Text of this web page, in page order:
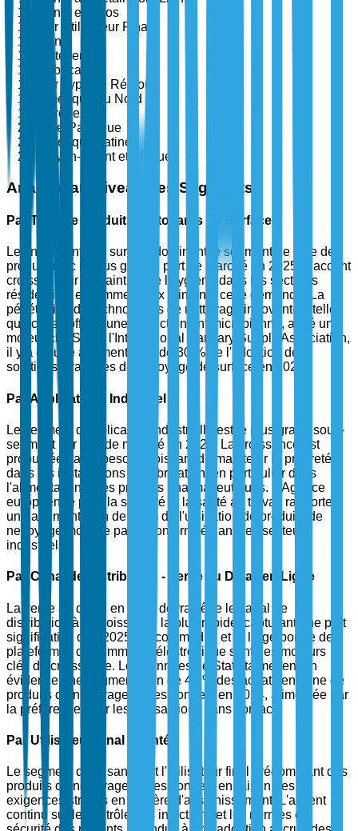
Vente en Gros
Par Utilisateur Final
Santé
Hôtellerie
Fabrication
Par Type de Région
Amérique du Nord
Europe
Asie-Pacifique
Amérique Latine
Moyen-Orient et Afrique
Analyse au Niveau des Segments
Par Type de Produit - Nettoyants de Surface
Les nettoyants de surface dominent le segment de type de
produit avec la plus grande part de marché en 2025. L'accent
croissant sur le maintien de l'hygiène dans les secteurs
résidentiels et commerciaux alimente cette demande. La
pénétration de technologies de nettoyage innovantes, telles
que celles offrant une protection antimicrobienne, a été un
moteur clé. Selon l'International Sanitary Supply Association,
il y a eu une augmentation de 30 % de l'adoption de
solutions avancées de nettoyage de surface en 2024.
Par Application - Industriel
Le segment d'application industrielle est le plus grand sous-
segment par part de marché en 2025. La croissance est
propulsée par le besoin croissant de maintenir la propreté
dans les installations de fabrication, en particulier dans
l'alimentation et les produits pharmaceutiques. L'Agence
européenne pour la sécurité et la santé au travail rapporte
une augmentation de 25 % de l'utilisation de produits de
nettoyage motivée par la conformité dans les secteurs
industriels.
Par Canal de Distribution - Vente au Détail en Ligne
La vente au détail en ligne devrait être le canal de
distribution à la croissance la plus rapide, capturant une part
significative d'ici 2025. La commodité et la large portée des
plateformes de commerce électronique sont des moteurs
clés de croissance. Les données de Statista mettent en
évidence une augmentation de 40 % des achats en ligne de
produits de nettoyage professionnels en 2024, alimentée par
la préférence pour les transactions sans contact.
Par Utilisateur Final - Santé
Le segment de la santé est l'utilisateur final prédominant des
produits de nettoyage professionnels en raison des
exigences strictes en matière d'assainissement. L'accent
continu sur le contrôle des infections et les normes de